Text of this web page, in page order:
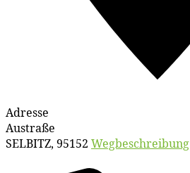
Adresse
Austraße
SELBITZ, 95152 Wegbeschreibung